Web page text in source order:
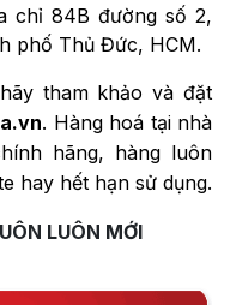
chỉ 84B đường số 2,
phố Thủ Đức, HCM.
tham khảo và đặt
. Hàng hoá tại nhà
hãng, hàng luôn
hay hết hạn sử dụng.
LUÔN MỚI